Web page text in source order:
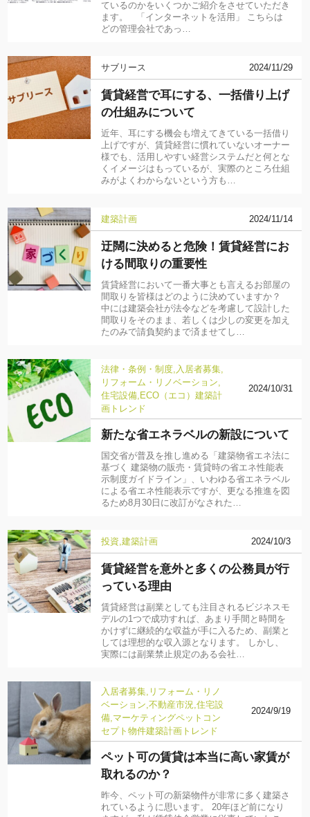
ているのかをいくつかご紹介をさせていただき
ます。 「インターネットを活用」 こちらは
どの管理会社であっ…
サブリース 2024/11/29
賃貸経営で耳にする、一括借り上げ
の仕組みについて
近年、耳にする機会も増えてきている一括借り
上げですが、賃貸経営に慣れていないオーナー
様でも、活用しやすい経営システムだと何とな
くイメージはもっているが、実際のところ仕組
みがよくわからないという方も…
建築計画 2024/11/14
迂闊に決めると危険！賃貸経営にお
ける間取りの重要性
賃貸経営において一番大事とも言えるお部屋の
間取りを皆様はどのように決めていますか？
中には建築会社が法令などを考慮して設計した
間取りをそのまま、若しくは少しの変更を加え
たのみで請負契約まで済ませてし…
法律・条例・制度 入居者募集
リフォーム・リノベーション
住宅設備 ECO（エコ）建築計
画 トレンド
2024/10/31
新たな省エネラベルの新設について
国交省が普及を推し進める「建築物省エネ法に
基づく 建築物の販売・賃貸時の省エネ性能表
示制度ガイドライン」、いわゆる省エネラベル
による省エネ性能表示ですが、更なる推進を図
るため8月30日に改訂がなされた…
投資 建築計画 2024/10/3
賃貸経営を意外と多くの公務員が行
っている理由
賃貸経営は副業としても注目されるビジネスモ
デルの1つで成功すれば、あまり手間と時間を
かけずに継続的な収益が手に入るため、副業と
しては理想的な収入源となります。 しかし、
実際には副業禁止規定のある会社…
入居者募集 リフォーム・リノ
ベーション 不動産市況 住宅設
備 マーケティングペット コン
セプト物件建築計画 トレンド
2024/9/19
ペット可の賃貸は本当に高い家賃が
取れるのか？
昨今、ペット可の新築物件が非常に多く建築さ
れているように思います。 20年ほど前になり